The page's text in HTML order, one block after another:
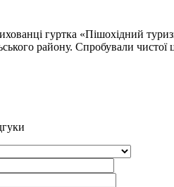
гуртка «Пішохідний
району. Спробували